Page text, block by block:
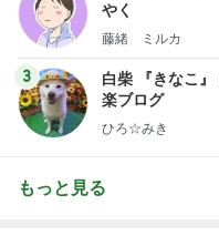
やく
藤緒 ミルカ
3
白柴 『きなこ』
楽ブログ
ひろ☆みき
もっと見る